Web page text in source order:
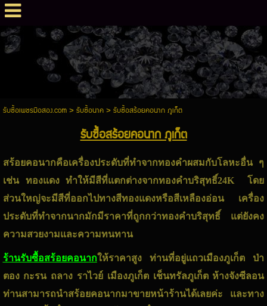
รับซื้อเพชรมือสอง.com> รับซื้อนาค> รับซื้อสร้อยคอนาก ภูเก็ต
รับซื้อสร้อยคอนาก ภูเก็ต
สร้อยคอนากคือเครื่องประดับที่ทำจากทองคำผสมกับโลหะอื่น ๆ
เช่น ทองแดง ทำให้มีสีที่แตกต่างจากทองคำบริสุทธิ์24K โดย
ส่วนใหญ่จะมีสีที่ออกไปทางสีทองแดงหรือสีเหลืองอ่อน เครื่อง
ประดับที่ทำจากนากมักมีราคาที่ถูกกว่าทองคำบริสุทธิ์ แต่ยังคง
ความสวยงามและความทนทาน
ร้านรับซื้อสร้อยคอนากให้ราคาสูง ท่านที่อยู่แถวเมืองภูเก็ต ป่า
ตอง กะรน ถลาง ราไวย์ เมืองภูเก็ต เช็นทรัลภูเก็ต ห้างจังซีลอน
ท่านสามารถนำสร้อยคอนากมาขายหน้าร้านได้เลยค่ะ และทาง